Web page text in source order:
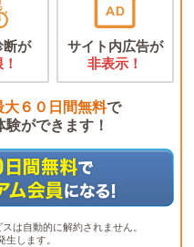
が
サイト内広告が
非表示！
大６０日間無料で
ができます！
は自動的に解約されません。
します。